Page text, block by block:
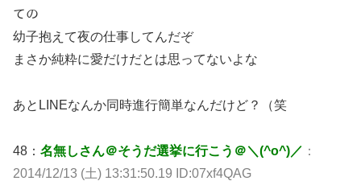
ての
幼子抱えて夜の仕事してんだぞ
まさか純粋に愛だけだとは思ってないよな
あとLINEなんか同時進行簡単なんだけど？（笑
48： 名無しさん＠そうだ選挙に行こう＠＼(^o^)／ ：
2014/12/13 (土) 13:31:50.19 ID:07xf4QAG